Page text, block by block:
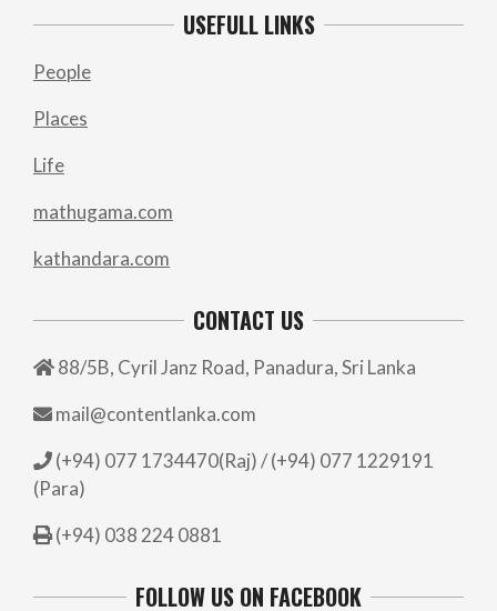
USEFULL LINKS
People
Places
Life
mathugama.com
kathandara.com
CONTACT US
88/5B, Cyril Janz Road, Panadura, Sri Lanka
mail@contentlanka.com
(+94) 077 1734470(Raj) / (+94) 077 1229191
(Para)
(+94) 038 224 0881
FOLLOW US ON FACEBOOK